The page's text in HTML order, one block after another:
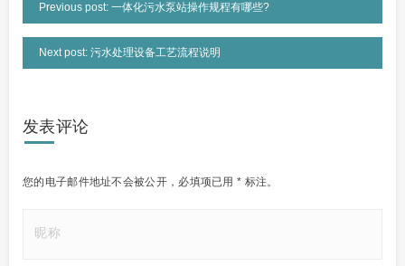
Previous post: 一体化污水泵站操作规程有哪些?
Next post: 污水处理设备工艺流程说明
发表评论
您的电子邮件地址不会被公开， 必填项已用* 标注。